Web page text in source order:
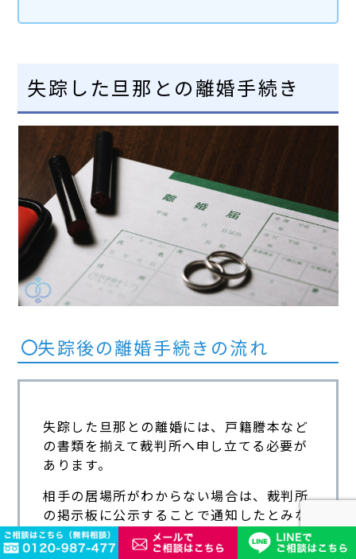
失踪した旦那との離婚手続き
失踪後の離婚手続きの流れ
失踪した旦那との離婚には、戸籍謄本など
の書類を揃えて裁判所へ申し立てる必要が
あります。
相手の居場所がわからない場合は、裁判所
の掲示板に公示することで通知したとみな
す「公示送達」という手続きを利用しま
す。